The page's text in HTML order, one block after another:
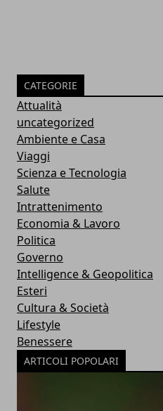
CATEGORIE
Attualità
uncategorized
Ambiente e Casa
Viaggi
Scienza e Tecnologia
Salute
Intrattenimento
Economia & Lavoro
Politica
Governo
Intelligence & Geopolitica
Esteri
Cultura & Società
Lifestyle
Benessere
ARTICOLI POPOLARI